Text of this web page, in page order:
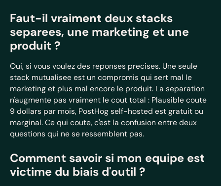
Faut-il vraiment deux stacks
separees, une marketing et une
produit ?
Oui, si vous voulez des reponses precises. Une seule
stack mutualisee est un compromis qui sert mal le
marketing et plus mal encore le produit. La separation
n'augmente pas vraiment le cout total : Plausible coute
9 dollars par mois, PostHog self-hosted est gratuit ou
marginal. Ce qui coute, c'est la confusion entre deux
questions qui ne se ressemblent pas.
Comment savoir si mon equipe est
victime du biais d'outil ?